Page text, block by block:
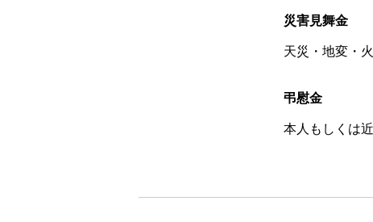
災害見舞金
天災・地変・
弔慰金
本人もしくは